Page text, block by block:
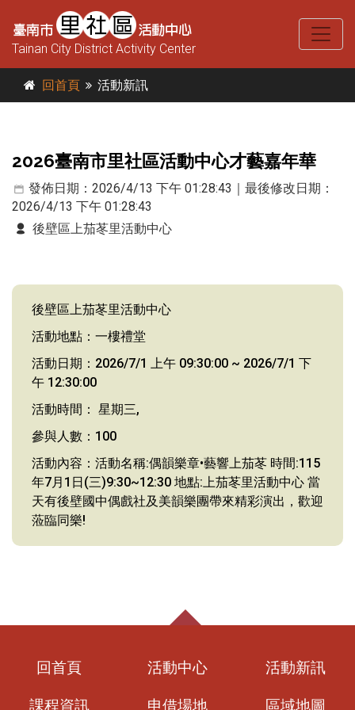
Tainan City District Activity Center
回首頁 活動新訊
2026臺南市里社區活動中心才藝嘉年華
發佈日期：2026/4/13 下午 01:28:43｜最後修改日期：
2026/4/13 下午 01:28:43
後壁區上茄苳里活動中心
後壁區上茄苳里活動中心
活動地點：一樓禮堂
活動日期：2026/7/1 上午 09:30:00 ~ 2026/7/1 下
午 12:30:00
活動時間： 星期三,
參與人數：100
活動內容：活動名稱:偶韻樂章•藝響上茄苳 時間:115
年7月1日(三)9:30~12:30 地點:上茄苳里活動中心 當
天有後壁國中偶戲社及美韻樂團帶來精彩演出，歡迎
蒞臨同樂!
回首頁 活動中心 活動新訊
課程資訊 申借場地 區域地圖